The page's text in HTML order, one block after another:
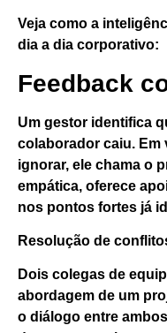
Veja como a
dia a dia corporativo:
Feedback
Um gestor identifica
colaborador caiu. Em
ignorar, ele chama o
empática, oferece
nos pontos fortes já
Resolução de
Dois colegas de
abordagem de um
o diálogo entre